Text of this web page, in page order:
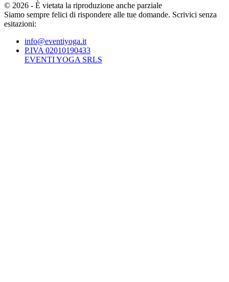
© 2026 - È vietata la riproduzione anche parziale
Siamo sempre felici di rispondere alle tue domande. Scrivici senza
esitazioni:
info@eventiyoga.it
P.IVA 02010190433
EVENTI YOGA SRLS